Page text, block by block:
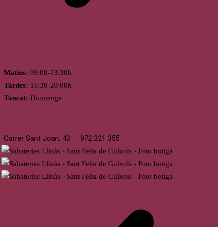
Matins: 09:00-13:30h
Tardes: 16:30-20:00h
Tancat: Diumenge
Carrer Sant Joan, 43 972 321 355